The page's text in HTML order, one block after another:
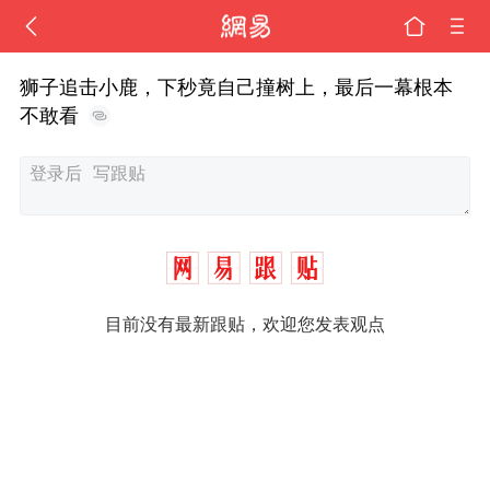
狮子追击小鹿，下秒竟自己撞树上，最后一幕根本
不敢看
目前没有最新跟贴，欢迎您发表观点